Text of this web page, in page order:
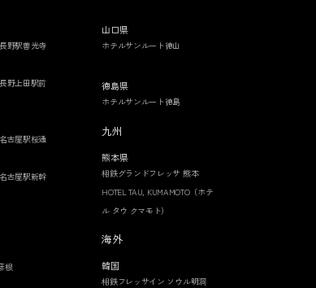
野駅善光寺
野上田駅前
古屋駅桜通
古屋駅新幹
根
山口県
ホテルサンルート徳山
徳島県
ホテルサンルート徳島
九州
熊本県
相鉄グランドフレッサ 熊本
HOTEL TAU, KUMAMOTO（ホテ
ル タウ クマモト）
海外
韓国
相鉄フレッサイン ソウル明洞